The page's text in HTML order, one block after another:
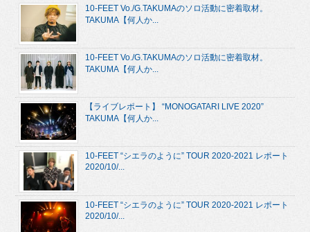
10-FEET Vo./G.TAKUMAのソロ活動に密着取材。
TAKUMA【何人か...
10-FEET Vo./G.TAKUMAのソロ活動に密着取材。
TAKUMA【何人か...
【ライブレポート】 “MONOGATARI LIVE 2020”
TAKUMA【何人か...
10-FEET “シエラのように” TOUR 2020-2021 レポート
2020/10/...
10-FEET “シエラのように” TOUR 2020-2021 レポート
2020/10/...